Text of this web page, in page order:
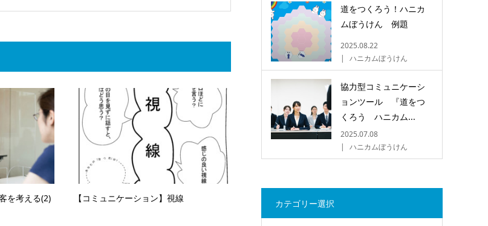
を考える(2)
【コミュニケーション】視線
道をつくろう！ハニカ
ムぼうけん 例題
2025.08.22
ハニカムぼうけん
協力型コミュニケーシ
ョンツール 『道をつ
くろう ハニカム...
2025.07.08
ハニカムぼうけん
カテゴリー選択